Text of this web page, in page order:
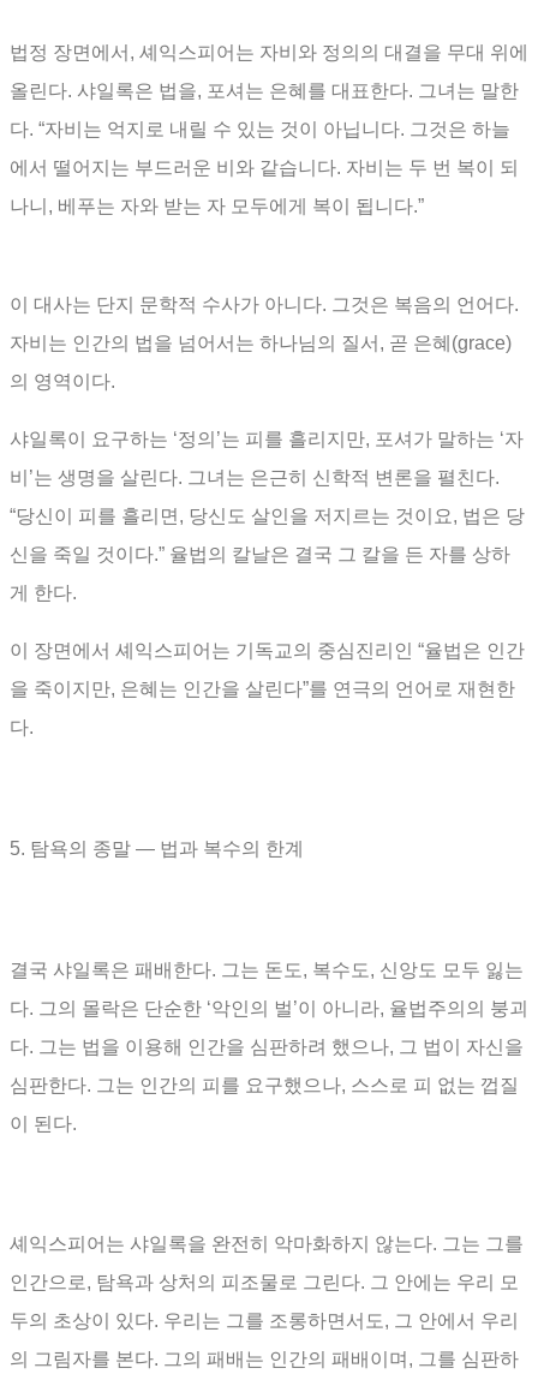
법정 장면에서 , 셰익스피어는 자비와 정의의 대결을 무대 위에
올린다. 샤일록은 법을, 포셔는 은혜를 대표한다. 그녀는 말한
다. “자비는 억지로 내릴 수 있는 것이 아닙니다. 그것은 하늘
에서 떨어지는 부드러운 비와 같습니다. 자비는 두 번 복이 되
나니 , 베푸는 자와 받는 자 모두에게 복이 됩니다.”
이 대사는 단지 문학적 수사가 아니다. 그것은 복음의 언어다.
자비는 인간의 법을 넘어서는 하나님의 질서 , 곧 은혜 (grace)
의 영역이다.
샤일록이 요구하는 ‘정의 ’는 피를 흘리지만, 포셔가 말하는 ‘자
비 ’는 생명을 살린다. 그녀는 은근히 신학적 변론을 펼친다.
“당신이 피를 흘리면, 당신도 살인을 저지르는 것이요, 법은 당
신을 죽일 것이다.” 율법의 칼날은 결국 그 칼을 든 자를 상하
게 한다.
이 장면에서 셰익스피어는 기독교의 중심진리인 “율법은 인간
을 죽이지만, 은혜는 인간을 살린다”를 연극의 언어로 재현한
다.
5. 탐욕의 종말 ― 법과 복수의 한계
결국 샤일록은 패배한다. 그는 돈도, 복수도, 신앙도 모두 잃는
다. 그의 몰락은 단순한 ‘악인의 벌’이 아니라, 율법주의의 붕괴
다. 그는 법을 이용해 인간을 심판하려 했으나, 그 법이 자신을
심판한다. 그는 인간의 피를 요구했으나, 스스로 피 없는 껍질
이 된다.
셰익스피어는 샤일록을 완전히 악마화하지 않는다. 그는 그를
인간으로, 탐욕과 상처의 피조물로 그린다. 그 안에는 우리 모
두의 초상이 있다. 우리는 그를 조롱하면서도, 그 안에서 우리
의 그림자를 본다. 그의 패배는 인간의 패배이며 , 그를 심판하